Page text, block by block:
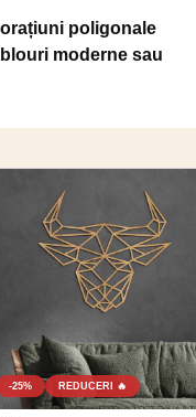
poligonale
moderne sau
-25% REDUCERI 🔥